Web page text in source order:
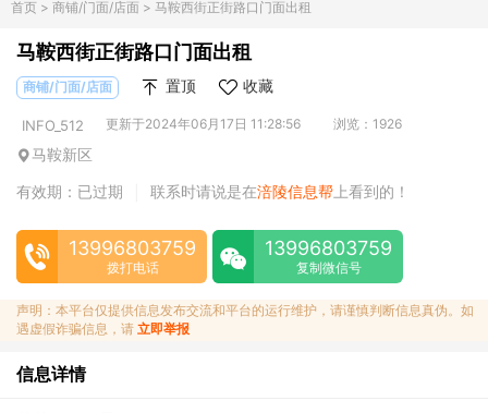
首页 > 商铺/门面/店面 > 马鞍西街正街路口门面出租
马鞍西街正街路口门面出租
商铺/门面/店面 置顶 收藏
INFO_512 更新于2024年06月17日 11:28:56 浏览：1926
马鞍新区
有效期：已过期
联系时请说是在涪陵信息帮 上看到的！
13996803759
拨打电话
13996803759
复制微信号
声明：本平台仅提供信息发布交流和平台的运行维护，请谨慎判断信息真伪。如
遇虚假诈骗信息，请 立即举报
信息详情